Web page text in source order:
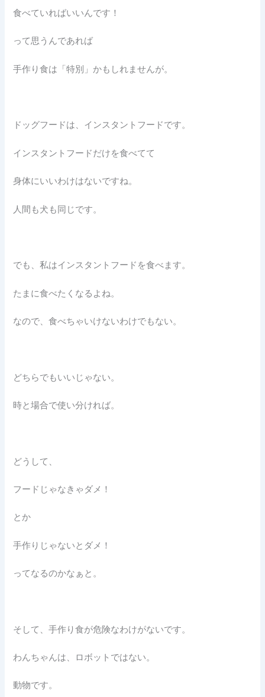
食べていればいいんです！
って思うんであれば
手作り食は「特別」かもしれませんが。
ドッグフードは、インスタントフードです。
インスタントフードだけを食べてて
身体にいいわけはないですね。
人間も犬も同じです。
でも、私はインスタントフードを食べます。
たまに食べたくなるよね。
なので、食べちゃいけないわけでもない。
どちらでもいいじゃない。
時と場合で使い分ければ。
どうして、
フードじゃなきゃダメ！
とか
手作りじゃないとダメ！
ってなるのかなぁと。
そして、手作り食が危険なわけがないです。
わんちゃんは、ロボットではない。
動物です。